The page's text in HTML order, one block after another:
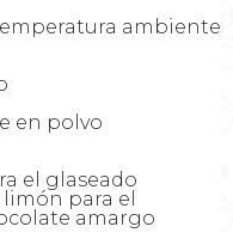
ambiente
en polvo
el glaseado
para el
amargo